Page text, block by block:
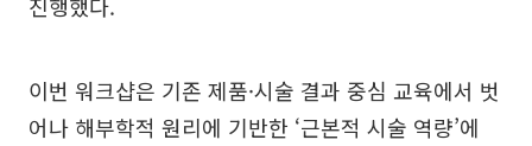
이번 워크샵은 기존 제품·시술 결과 중심 교육에서 벗
어나 해부학적 원리에 기반한 ‘근본적 시술 역량’에